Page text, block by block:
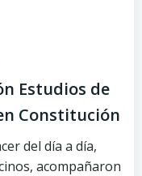
Estudios de
Constitución
del día a día,
acompañaron